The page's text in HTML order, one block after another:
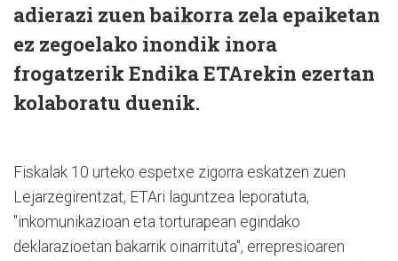
adierazi zuen baikorra zela epaiketan
ez zegoelako inondik inora
frogatzerik Endika ETArekin ezertan
kolaboratu duenik.
Fiskalak 10 urteko espetxe zigorra eskatzen zuen
Lejarzegirentzat, ETAri laguntzea leporatuta,
"inkomunikazioan eta torturapean egindako
deklarazioetan bakarrik oinarrituta", errepresioaren